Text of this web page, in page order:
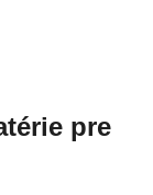
prvky výpisu
pre